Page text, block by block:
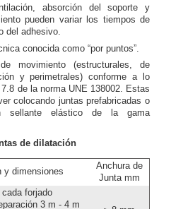
absorción del soporte y
pueden variar los tiempos de
del adhesivo.
conocida como “por puntos”.
movimiento (estructurales, de
y perimetrales) conforme a lo
de la norma UNE 138002. Estas
colocando juntas prefabricadas o
sellante elástico de la gama
de dilatación
y dimensiones
Anchura de
Junta mm
forjado
3 m - 4 m